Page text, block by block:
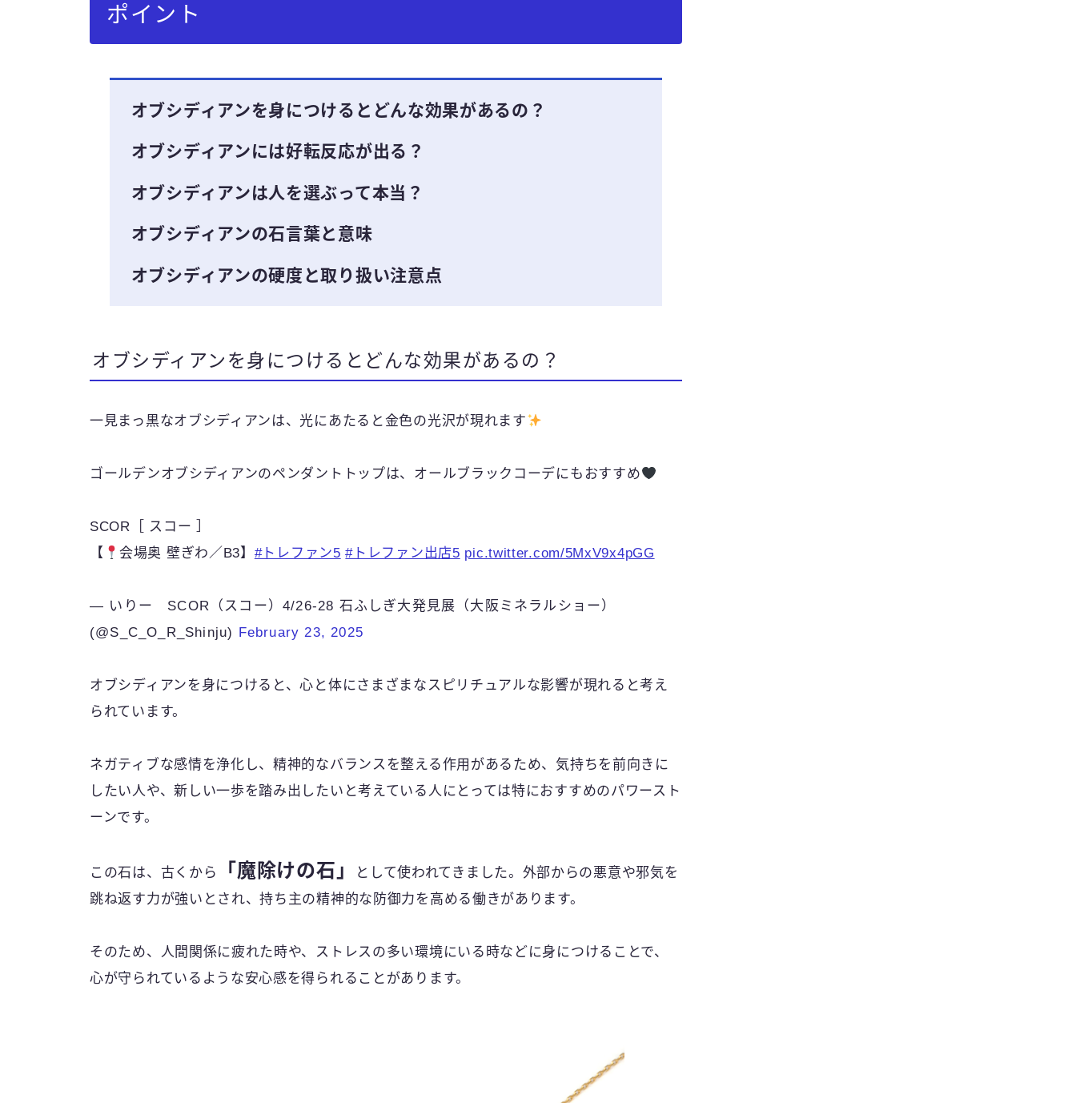
ポイント
オブシディアンを身につけるとどんな効果があるの？
オブシディアンには好転反応が出る？
オブシディアンは人を選ぶって本当？
オブシディアンの石言葉と意味
オブシディアンの硬度と取り扱い注意点
オブシディアンを身につけるとどんな効果があるの？
一見まっ黒なオブシディアンは、光にあたると金色の光沢が現れます
ゴールデンオブシディアンのペンダントトップは、オールブラックコーデにもおすすめ
SCOR［ スコー ］
【
会場奥 壁ぎわ／B3】 #トレファン5 #トレファン出店5 pic.twitter.com/5MxV9x4pGG
— いりー SCOR（スコー）4/26-28 石ふしぎ大発見展（大阪ミネラルショー）
(@S_C_O_R_Shinju) February 23, 2025
オブシディアンを身につけると、心と体にさまざまなスピリチュアルな影響が現れると考え
られています。
ネガティブな感情を浄化し、精神的なバランスを整える作用があるため、気持ちを前向きに
したい人や、新しい一歩を踏み出したいと考えている人にとっては特におすすめのパワースト
ーンです。
この石は、古くから 「魔除けの石」
として使われてきました。外部からの悪意や邪気を
跳ね返す力が強いとされ、持ち主の精神的な防御力を高める働きがあります。
そのため、人間関係に疲れた時や、ストレスの多い環境にいる時などに身につけることで、
心が守られているような安心感を得られることがあります。